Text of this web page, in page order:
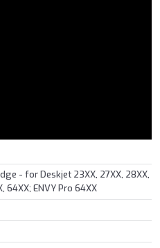
- for Deskjet 23XX, 27XX, 28XX,
64XX; ENVY Pro 64XX